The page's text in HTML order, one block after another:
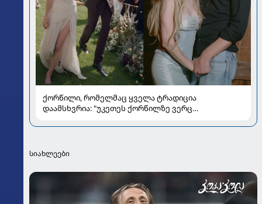
ქორწილი, რომელმაც ყველა ტრადიცია
დაამსხვრია: "უკეთეს ქორწილზე ვერც
სიახლეები